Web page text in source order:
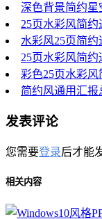
深色背景简约星
25页水彩风简约
水彩风25页简约
25页水彩风简
彩色25页水彩
简约风通用汇报
发表评论
您需要登录后才能
相关内容